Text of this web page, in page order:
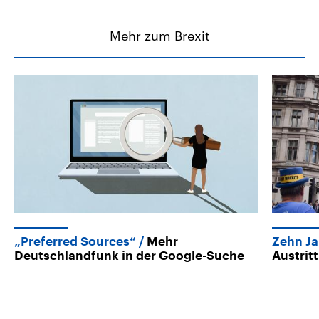
Mehr zum Brexit
„Preferred Sources“
Mehr
Deutschlandfunk in der Google-Suche
Zehn
Austritt